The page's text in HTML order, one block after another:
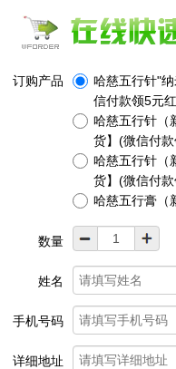
订购产品
哈慈五行针"
信付款领5元
哈慈五行针（
货】(微信付
哈慈五行针（
货】(微信付
哈慈五行膏（
数量
姓名
手机号码
详细地址